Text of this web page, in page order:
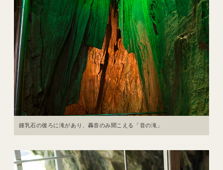
鍾乳石の後ろに滝があり、轟音のみ聞こえる「音の滝」